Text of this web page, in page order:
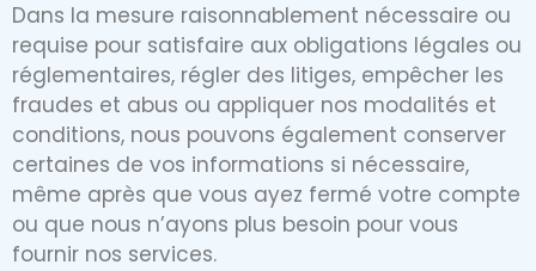
Dans la mesure raisonnablement nécessaire ou
requise pour satisfaire aux obligations légales ou
réglementaires, régler des litiges, empêcher les
fraudes et abus ou appliquer nos modalités et
conditions, nous pouvons également conserver
certaines de vos informations si nécessaire,
même après que vous ayez fermé votre compte
ou que nous n’ayons plus besoin pour vous
fournir nos services.